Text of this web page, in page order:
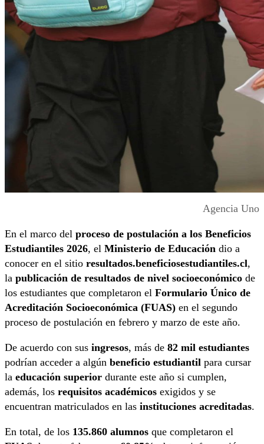
Agencia Uno
En el marco del proceso de postulación a los Beneficios
Estudiantiles 2026, el Ministerio de Educación dio a
conocer en el sitio resultados.beneficiosestudiantiles.cl,
la publicación de resultados de nivel socioeconómico de
los estudiantes que completaron el Formulario Único de
Acreditación Socioeconómica (FUAS) en el segundo
proceso de postulación en febrero y marzo de este año.
De acuerdo con sus ingresos, más de 82 mil estudiantes
podrían acceder a algún beneficio estudiantil para cursar
la educación superior durante este año si cumplen,
además, los requisitos académicos exigidos y se
encuentran matriculados en las instituciones acreditadas.
En total, de los 135.860 alumnos que completaron el